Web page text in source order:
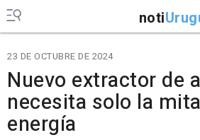
noti
23 DE OCTUBRE DE 2024
Nuevo extractor de
necesita solo la
energía